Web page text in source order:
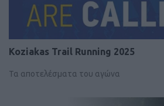
Koziakas Trail Running 2025
Τα αποτελέσματα του αγώνα